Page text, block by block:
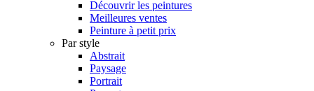
Découvrir les peintures
Meilleures ventes
Peinture à petit prix
Par style
Abstrait
Paysage
Portrait